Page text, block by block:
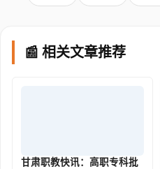
📰 相关文章推荐
甘肃职教快讯：高职专科批